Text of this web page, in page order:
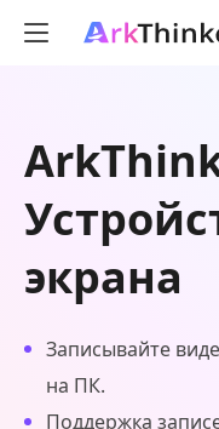
экрана
Записывайте
на ПК.
Поддержка